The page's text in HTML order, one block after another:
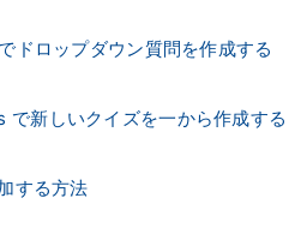
ドロップダウン質問を作成する
新しいクイズを一から作成する
する方法